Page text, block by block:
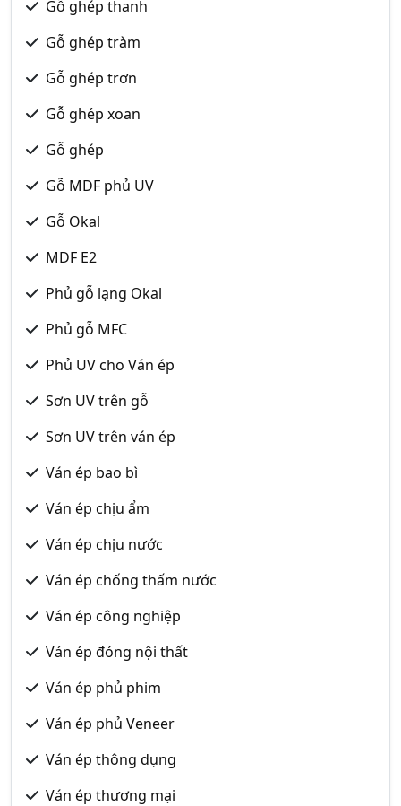
Gỗ ghép thanh
Gỗ ghép tràm
Gỗ ghép trơn
Gỗ ghép xoan
Gỗ ghép
Gỗ MDF phủ UV
Gỗ Okal
MDF E2
Phủ gỗ lạng Okal
Phủ gỗ MFC
Phủ UV cho Ván ép
Sơn UV trên gỗ
Sơn UV trên ván ép
Ván ép bao bì
Ván ép chịu ẩm
Ván ép chịu nước
Ván ép chống thấm nước
Ván ép công nghiệp
Ván ép đóng nội thất
Ván ép phủ phim
Ván ép phủ Veneer
Ván ép thông dụng
Ván ép thương mại